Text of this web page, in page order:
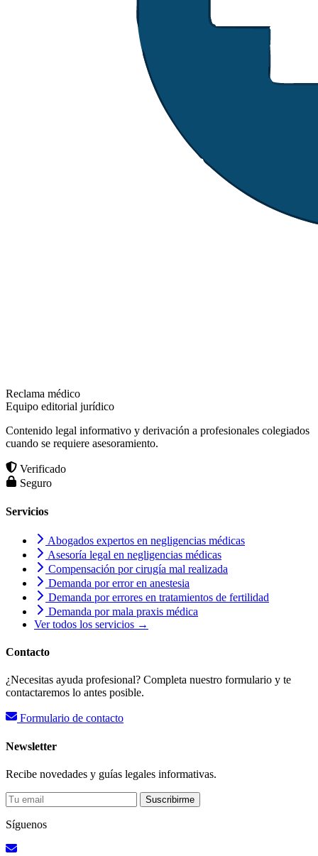
Reclama médico
Equipo editorial jurídico
Contenido legal informativo y derivación a profesionales colegiados
cuando se requiere asesoramiento.
Verificado
Seguro
Servicios
Abogados expertos en negligencias médicas
Asesoría legal en negligencias médicas
Compensación por cirugía mal realizada
Demanda por error en anestesia
Demanda por errores en tratamientos de fertilidad
Demanda por mala praxis médica
Ver todos los servicios →
Contacto
¿Necesitas ayuda profesional? Completa nuestro formulario y te
contactaremos lo antes posible.
Formulario de contacto
Newsletter
Recibe novedades y guías legales informativas.
Suscribirme
Síguenos